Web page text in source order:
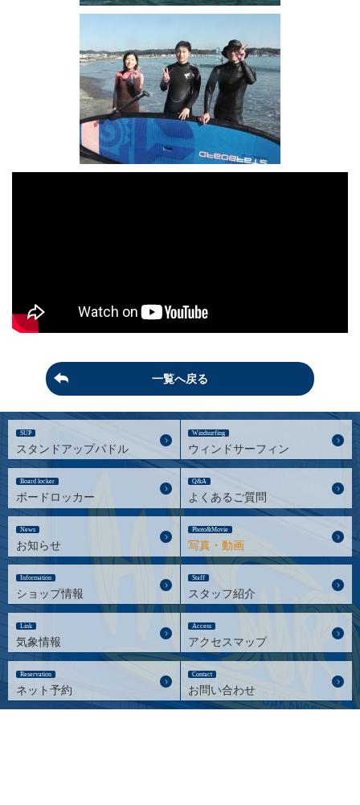
一覧へ戻る
SUP
スタンドアップパドル
Windsurfing
ウィンドサーフィン
Board locker
ボードロッカー
Q&A
よくあるご質問
News
お知らせ
Photo&Movie
写真・動画
Information
ショップ情報
Staff
スタッフ紹介
Link
気象情報
Access
アクセスマップ
Reservation
ネット予約
Contact
お問い合わせ